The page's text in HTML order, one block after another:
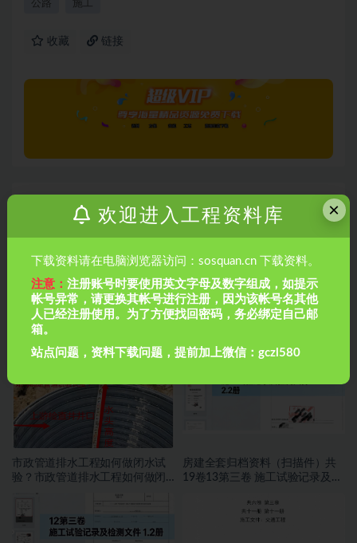
公路 施工
收藏 链接
上一篇
高速公路+涵洞+桥梁+挡墙+护坡工序资料
下一篇
边坡支护资料范例
相关文章
市政管道排水工程如何做闭水试
验？市政管道排水工程如何做闭
房建全套归档资料（扫描件）共
19卷13第三卷 施工试验记录及检
×
欢迎进入工程资料库
下载资料请在电脑浏览器访问：sosquan.cn 下载资料。
注意：注册账号时要使用英文字母及数字组成，如提示
帐号异常，请更换其帐号进行注册，因为该帐号名其他
人已经注册使用。为了方便找回密码，务必绑定自己邮
箱。
站点问题，资料下载问题，提前加上微信：gczl580